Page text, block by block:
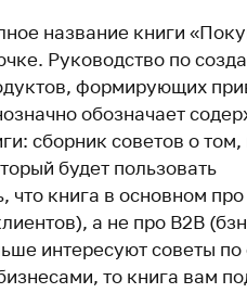
название книги
Руководство по
формирующих
обозначает
сборник советов о том,
будет пользовать
что книга в основном про
а не про B2B
интересуют советы
то книга вам